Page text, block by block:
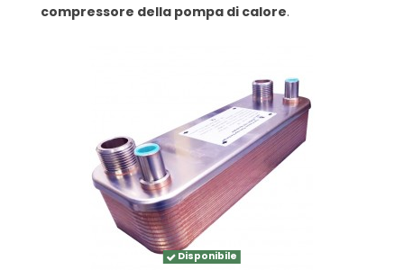
compressore della pompa di calore.
Disponibile